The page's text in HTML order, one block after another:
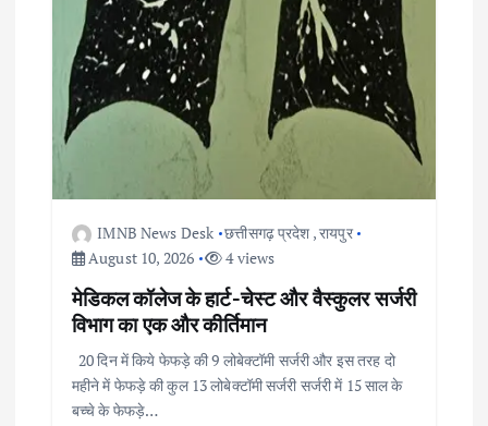
IMNB News Desk छत्तीसगढ़ प्रदेश ,रायपुर
August 10, 2026
4 views
​मेडिकल कॉलेज के हार्ट-चेस्ट और वैस्कुलर सर्जरी
विभाग का एक और कीर्तिमान
​20 दिन में किये फेफड़े की 9 लोबेक्टॉमी सर्जरी और इस तरह दो
महीने में फेफड़े की कुल 13 लोबेक्टॉमी सर्जरी सर्जरी में 15 साल के
बच्चे के फेफड़े…